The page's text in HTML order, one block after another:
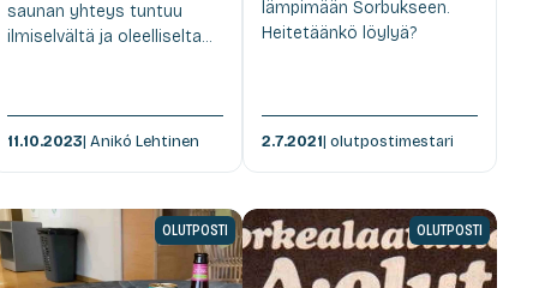
saunan yhteys tuntuu
ilmiselvältä ja oleelliselta...
11.10.2023| Anikó Lehtinen
lämpimään Sorbukseen.
Heitetäänkö löylyä?
2.7.2021| olutpostimestari
OLUTPOSTI OLUTPOSTI